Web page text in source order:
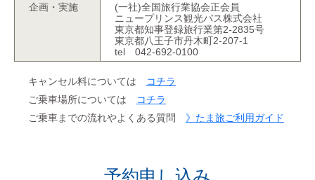
企画・実施
(一社)全国旅行業協会正会員
ニュープリンス観光バス株式会社
東京都知事登録旅行業第2-2835号
東京都八王子市丹木町2-207-1
tel 042-692-0100
キャンセル料については
コチラ
ご乗車場所については
コチラ
ご乗車までの流れやよくある質問 》たま旅ご利用ガイド
予約申し込み